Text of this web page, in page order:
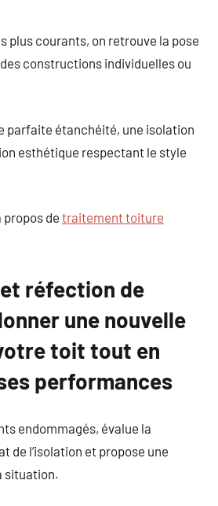
plus courants, on retrouve la pose
constructions individuelles ou
parfaite étanchéité, une isolation
esthétique respectant le style
de traitement toiture
réfection de
une nouvelle
toit tout en
performances
endommagés, évalue la
de l’isolation et propose une
situation.